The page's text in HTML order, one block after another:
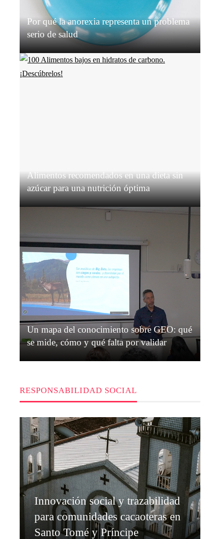
Por qué la anorexia representa un problema
serio de salud
Alimentos recomendados en una dieta sin
azúcar para una nutrición óptima
Grace O’Connor Hace 3 semanas
Un mapa del conocimiento sobre GEO: qué
se mide, cómo y qué falta por validar
RESPONSABILIDAD SOCIAL
Innovación social y trazabilidad
para comunidades cacaoteras en
Santo Tomé y Príncipe